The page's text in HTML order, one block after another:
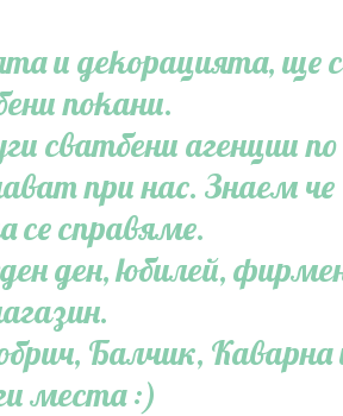
и декорацията, ще
покани.
сватбени агенции по
при нас. Знаем че
се справяме.
ден, юбилей,
Балчик, Каварна
места :)